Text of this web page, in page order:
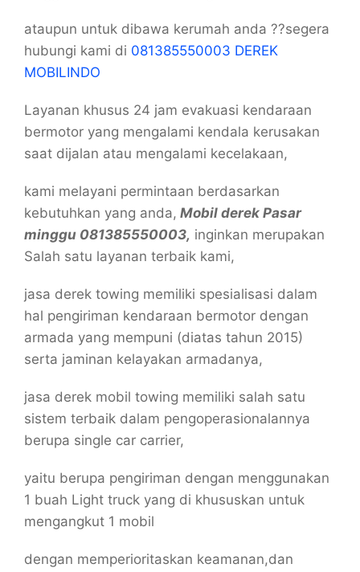
ataupun untuk dibawa kerumah anda ??segera
hubungi kami di 081385550003 DEREK
MOBILINDO
Layanan khusus 24 jam evakuasi kendaraan
bermotor yang mengalami kendala kerusakan
saat dijalan atau mengalami kecelakaan,
kami melayani permintaan berdasarkan
kebutuhkan yang anda, Mobil derek Pasar
minggu 081385550003, inginkan merupakan
Salah satu layanan terbaik kami,
jasa derek towing memiliki spesialisasi dalam
hal pengiriman kendaraan bermotor dengan
armada yang mempuni (diatas tahun 2015)
serta jaminan kelayakan armadanya,
jasa derek mobil towing memiliki salah satu
sistem terbaik dalam pengoperasionalannya
berupa single car carrier,
yaitu berupa pengiriman dengan menggunakan
1 buah Light truck yang di khususkan untuk
mengangkut 1 mobil
dengan memperioritaskan keamanan,dan